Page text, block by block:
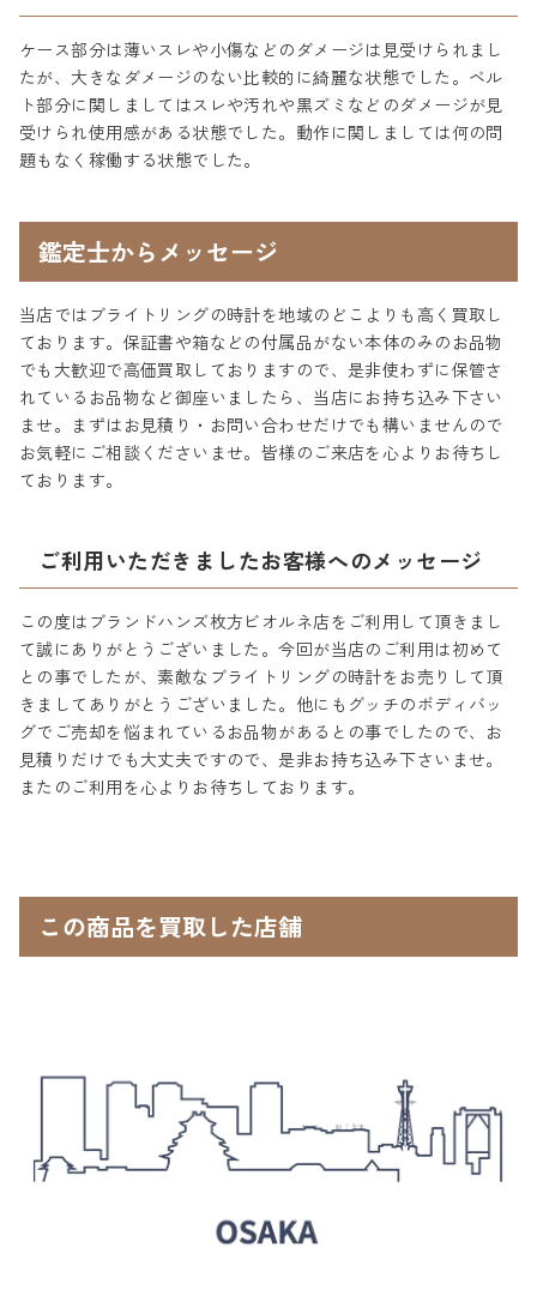
ケース部分は薄いスレや小傷などのダメージは見受けられまし
たが、大きなダメージのない比較的に綺麗な状態でした。ベル
ト部分に関しましてはスレや汚れや黒ズミなどのダメージが見
受けられ使用感がある状態でした。動作に関しましては何の問
題もなく稼働する状態でした。
鑑定士からメッセージ
当店ではブライトリングの時計を地域のどこよりも高く買取し
ております。保証書や箱などの付属品がない本体のみのお品物
でも大歓迎で高価買取しておりますので、是非使わずに保管さ
れているお品物など御座いましたら、当店にお持ち込み下さい
ませ。まずはお見積り・お問い合わせだけでも構いませんので
お気軽にご相談くださいませ。皆様のご来店を心よりお待ちし
ております。
ご利用いただきましたお客様へのメッセージ
この度はブランドハンズ枚方ビオルネ店をご利用して頂きまし
て誠にありがとうございました。今回が当店のご利用は初めて
との事でしたが、素敵なブライトリングの時計をお売りして頂
きましてありがとうございました。他にもグッチのボディバッ
グでご売却を悩まれているお品物があるとの事でしたので、お
見積りだけでも大丈夫ですので、是非お持ち込み下さいませ。
またのご利用を心よりお待ちしております。
この商品を買取した店舗